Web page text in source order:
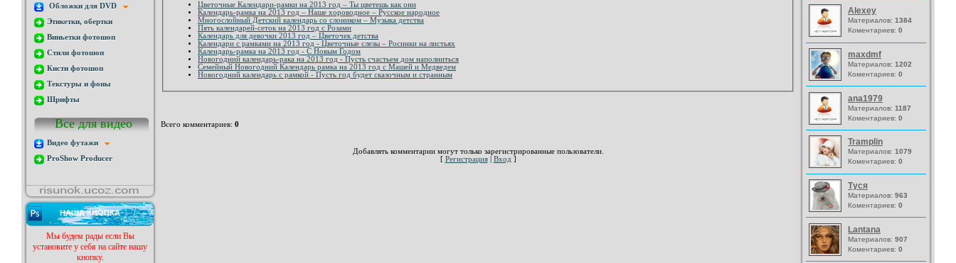
Обложки для DVD
Этикетки, обертки
Виньетки фотошоп
Стили фотошоп
Кисти фотошоп
Текстуры и фоны
Шрифты
Все для видео
Видео футажи
ProShow Producer
НАША КНОПКА
Мы будем рады если Вы
установите у себя на сайте нашу
кнопку.
Цветочные Календари-рамки на 2013 год – Ты цветешь как они
Календарь-рамка на 2013 год – Наше хороводное – Русское народное
Многослойный Детский календарь со слоником – Музыка детства
Пять календарей-сеток на 2013 год с Розами
Календарь для девочки 2013 год – Цветочек детства
Календари с рамками на 2013 год - Цветочные слезы – Росинки на листьях
Календарь-рамка на 2013 год - С Новым Годом
Новогодний календарь-рака на 2013 год - Пусть счастьем дом наполниться
Семейный Новогодний Календарь рамка на 2013 год с Машей и Медведем
Новогодний календарь с рамкой - Пусть год будет сказочным и странным
Всего комментариев: 0
Добавлять комментарии могут только зарегистрированные пользователи.
[ Регистрация| Вход ]
Alexey
Материалов: 1384
Коментариев: 0
maxdmf
Материалов: 1202
Коментариев: 0
ana1979
Материалов: 1187
Коментариев: 0
Tramplin
Материалов: 1079
Коментариев: 0
Туся
Материалов: 963
Коментариев: 0
Lantana
Материалов: 907
Коментариев: 0